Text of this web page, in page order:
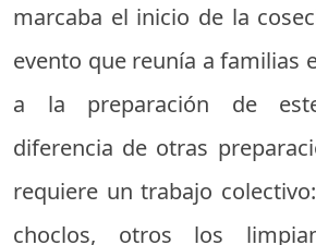
marcaba el inicio de la
evento que reunía a familias
a la preparación de
diferencia de otras
requiere un trabajo
choclos, otros los